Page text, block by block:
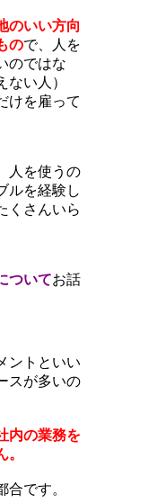
のいい方向
ので、人を
のではな
ない人）
けを雇って
人を使うの
ルを経験し
くさんいら
ついてお話
ントといい
スが多いの
内の業務を
です。